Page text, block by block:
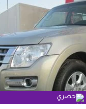
حصري